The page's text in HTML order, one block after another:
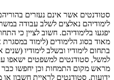
סטודנטים אשר אינם נעזרים
לימודיהם נאלצים לשלב עבודה
יפגעו בלימודיהם. חשוב לציין כי
מאוד בסוג הלימודים (לימוד במסגרת
בתחום לימודיו ובשלב לימודיו
למשל, סטודנטים למשפטים ישאפו
מראש מקום התמחות וכן יחפשו
ידועות. סטודנטים לראיית חשבון